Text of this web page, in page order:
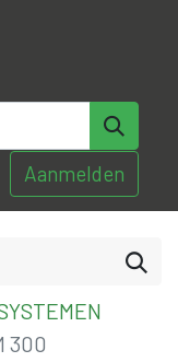
Aanmelden
300